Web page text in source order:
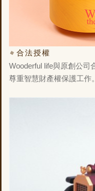
合法授權
Wooderful life與原創公司
尊重智慧財產權保護工作。